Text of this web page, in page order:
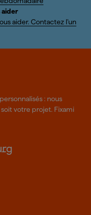
aider
aider. Contactez l'un
: nous
votre projet. Fixami